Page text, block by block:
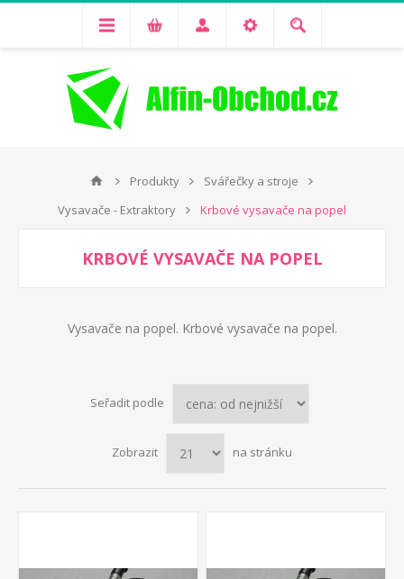
Produkty
Svářečky a stroje
Vysavače - Extraktory
Krbové vysavače na popel
KRBOVÉ VYSAVAČE NA POPEL
Vysavače na popel. Krbové vysavače na popel.
Seřadit podle
Zobrazit na stránku